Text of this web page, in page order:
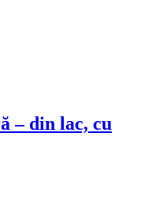
– din lac, cu